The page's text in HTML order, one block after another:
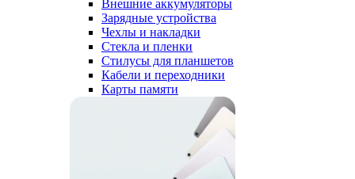
Внешние аккумуляторы
Зарядные устройства
Чехлы и накладки
Стекла и пленки
Стилусы для планшетов
Кабели и переходники
Карты памяти